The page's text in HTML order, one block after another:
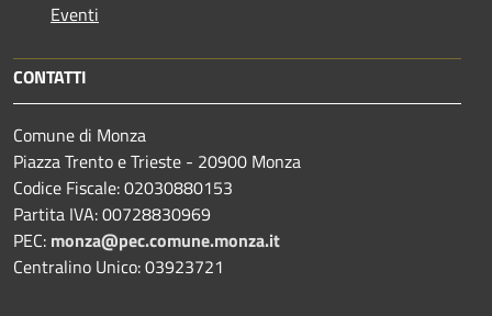
Eventi
CONTATTI
Comune di Monza
Piazza Trento e Trieste - 20900 Monza
Codice Fiscale: 02030880153
Partita IVA: 00728830969
PEC: monza@pec.comune.monza.it
Centralino Unico: 03923721